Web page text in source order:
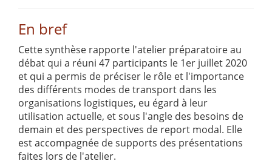
En bref
Cette synthèse rapporte l'atelier préparatoire au
débat qui a réuni 47 participants le 1er juillet 2020
et qui a permis de préciser le rôle et l'importance
des différents modes de transport dans les
organisations logistiques, eu égard à leur
utilisation actuelle, et sous l'angle des besoins de
demain et des perspectives de report modal. Elle
est accompagnée de supports des présentations
faites lors de l'atelier.